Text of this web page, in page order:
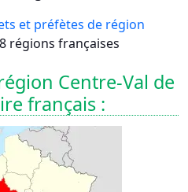
et préfètes de région
régions françaises
Centre-Val de
français :